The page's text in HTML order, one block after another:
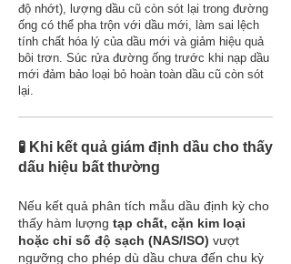
độ nhớt), lượng dầu cũ còn sót lại trong đường
ống có thể pha trộn với dầu mới, làm sai lệch
tính chất hóa lý của dầu mới và giảm hiệu quả
bôi trơn. Súc rửa đường ống trước khi nạp dầu
mới đảm bảo loại bỏ hoàn toàn dầu cũ còn sót
lại.
🧪 Khi kết quả giám định dầu cho thấy
dấu hiệu bất thường
Nếu kết quả phân tích mẫu dầu định kỳ cho
thấy hàm lượng tạp chất, cặn kim loại
hoặc chỉ số độ sạch (NAS/ISO) vượt
ngưỡng cho phép dù dầu chưa đến chu kỳ